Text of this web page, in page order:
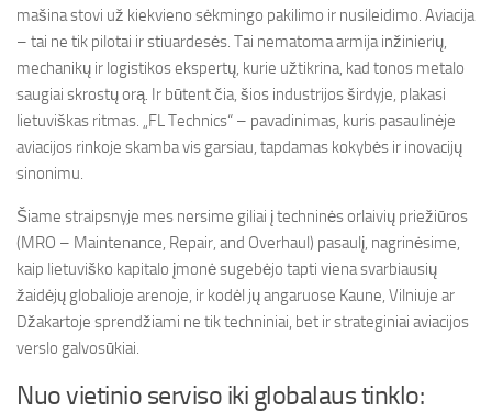
mašina stovi už kiekvieno sėkmingo pakilimo ir nusileidimo. Aviacija
– tai ne tik pilotai ir stiuardesės. Tai nematoma armija inžinierių,
mechanikų ir logistikos ekspertų, kurie užtikrina, kad tonos metalo
saugiai skrostų orą. Ir būtent čia, šios industrijos širdyje, plakasi
lietuviškas ritmas. „FL Technics“ – pavadinimas, kuris pasaulinėje
aviacijos rinkoje skamba vis garsiau, tapdamas kokybės ir inovacijų
sinonimu.
Šiame straipsnyje mes nersime giliai į techninės orlaivių priežiūros
(MRO – Maintenance, Repair, and Overhaul) pasaulį, nagrinėsime,
kaip lietuviško kapitalo įmonė sugebėjo tapti viena svarbiausių
žaidėjų globalioje arenoje, ir kodėl jų angaruose Kaune, Vilniuje ar
Džakartoje sprendžiami ne tik techniniai, bet ir strateginiai aviacijos
verslo galvosūkiai.
Nuo vietinio serviso iki globalaus tinklo: